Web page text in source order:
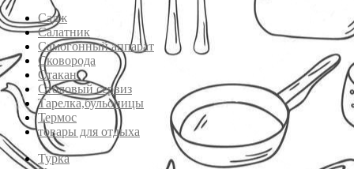
Садж
Салатник
Самогонный аппарат
Сковорода
Стакан
Столовый сервиз
Тарелка,бульоницы
Термос
товары для отдыха
Турка